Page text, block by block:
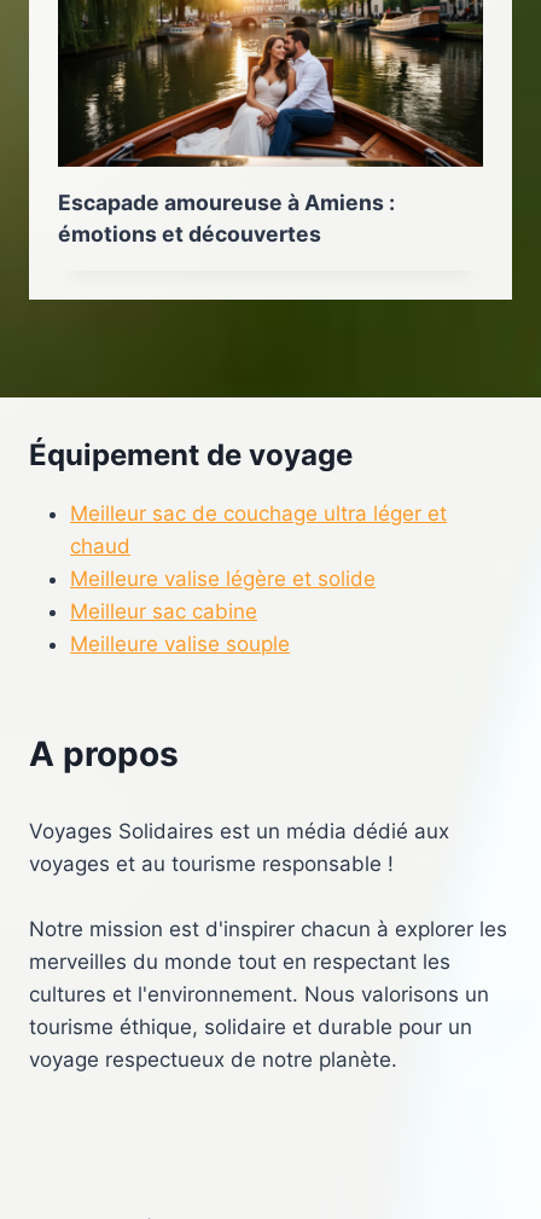
Escapade amoureuse à Amiens :
émotions et découvertes
Équipement de voyage
Meilleur sac de couchage ultra léger et
chaud
Meilleure valise légère et solide
Meilleur sac cabine
Meilleure valise souple
A propos
Voyages Solidaires est un média dédié aux
voyages et au tourisme responsable !
Notre mission est d'inspirer chacun à explorer les
merveilles du monde tout en respectant les
cultures et l'environnement. Nous valorisons un
tourisme éthique, solidaire et durable pour un
voyage respectueux de notre planète.